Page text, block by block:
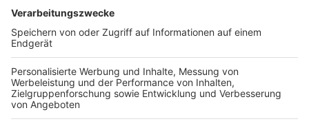
TOP-VEREINE
TOP-PARTNER